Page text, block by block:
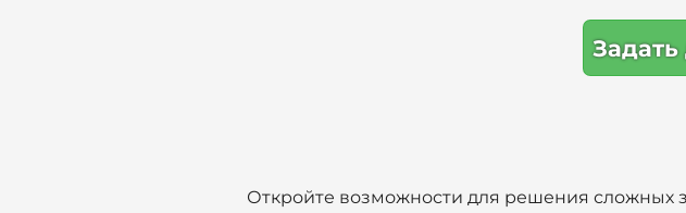
Откройте возможности для решения сложных